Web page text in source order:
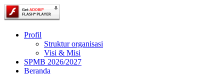
Profil
Struktur organisasi
Visi & Misi
SPMB 2026/2027
Beranda